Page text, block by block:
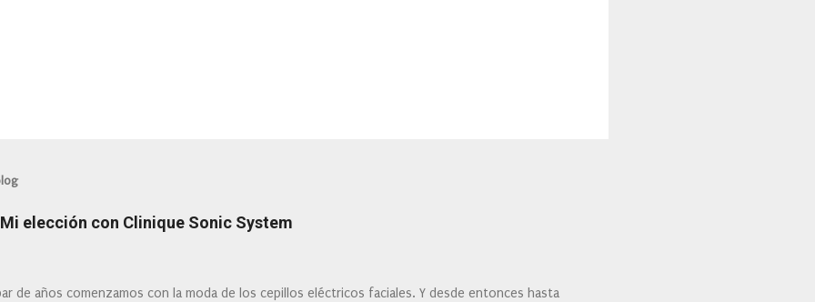
elección con Clinique Sonic System
de años comenzamos con la moda de los cepillos eléctricos faciales. Y desde entonces hasta